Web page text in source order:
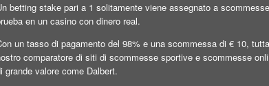
betting stake pari a 1 solitamente viene assegnato a
en un casino con dinero real.
un tasso di pagamento del 98% e una scommessa di € 10,
comparatore di siti di scommesse sportive e scommesse
grande valore come Dalbert.